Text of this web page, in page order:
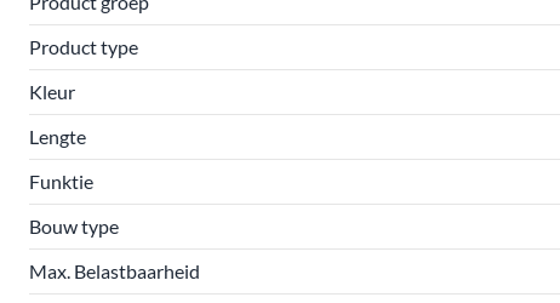
Product type
Kleur
Lengte
Funktie
Bouw type
Max. Belastbaarheid